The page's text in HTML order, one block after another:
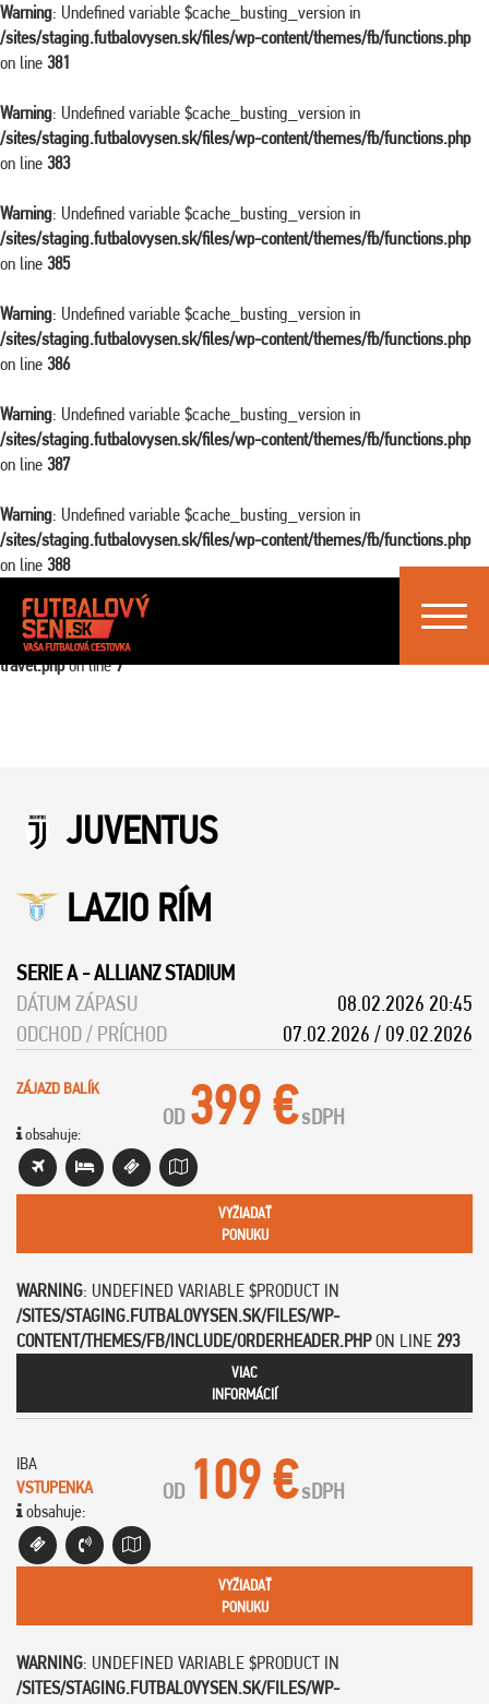
Warning: Undefined variable $cache_busting_version in
/sites/staging.futbalovysen.sk/files/wp-content/themes/fb/functions.php
on line 381
Warning: Undefined variable $cache_busting_version in
/sites/staging.futbalovysen.sk/files/wp-content/themes/fb/functions.php
on line 383
Warning: Undefined variable $cache_busting_version in
/sites/staging.futbalovysen.sk/files/wp-content/themes/fb/functions.php
on line 385
Warning: Undefined variable $cache_busting_version in
/sites/staging.futbalovysen.sk/files/wp-content/themes/fb/functions.php
on line 386
Warning: Undefined variable $cache_busting_version in
/sites/staging.futbalovysen.sk/files/wp-content/themes/fb/functions.php
on line 387
Warning: Undefined variable $cache_busting_version in
/sites/staging.futbalovysen.sk/files/wp-content/themes/fb/functions.php
on line 388
Toggle
Warning: Attempt to read property "ID" on false in
/sites/staging.futbalovysen.sk/files/wp-content/themes/fb/single-
travel.phpon line7
JUVENTUS
LAZIO RÍM
SERIE A-ALLIANZ STADIUM
DÁTUM ZÁPASU
08.02.2026 20:45
ODCHOD / PRÍCHOD
07.02.2026 / 09.02.2026
ZÁJAZD BALÍK
obsahuje:
OD 399 €sDPH
VYŽIADAŤ
PONUKU
WARNING: UNDEFINED VARIABLE $PRODUCT IN
/SITES/STAGING.FUTBALOVYSEN.SK/FILES/WP-
CONTENT/THEMES/FB/INCLUDE/ORDERHEADER.PHPON LINE 293
VIAC
INFORMÁCIÍ
IBA
VSTUPENKA
obsahuje:
OD 109 €sDPH
VYŽIADAŤ
PONUKU
WARNING: UNDEFINED VARIABLE $PRODUCT IN
/SITES/STAGING.FUTBALOVYSEN.SK/FILES/WP-